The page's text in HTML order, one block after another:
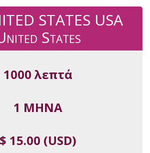
STATES USA
States
1000 λεπτά
1 ΜΗΝΑ
$ 15.00 (USD)